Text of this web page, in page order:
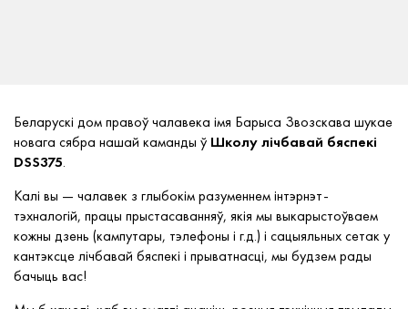
Беларускі дом правоў чалавека імя Барыса Звозскава шукае
новага сябра нашай каманды ў Школу лічбавай бяспекі
DSS375.
Калі вы — чалавек з глыбокім разуменнем інтэрнэт-
тэхналогій, працы прыстасаванняў, якія мы выкарыстоўваем
кожны дзень (кампутары, тэлефоны і г.д.) і сацыяльных сетак у
кантэксце лічбавай бяспекі і прыватнасці, мы будзем рады
бачыць вас!